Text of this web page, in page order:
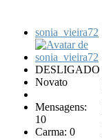
sonia_vieira72
DESLIGADO
Novato
Mensagens:
10
Carma: 0